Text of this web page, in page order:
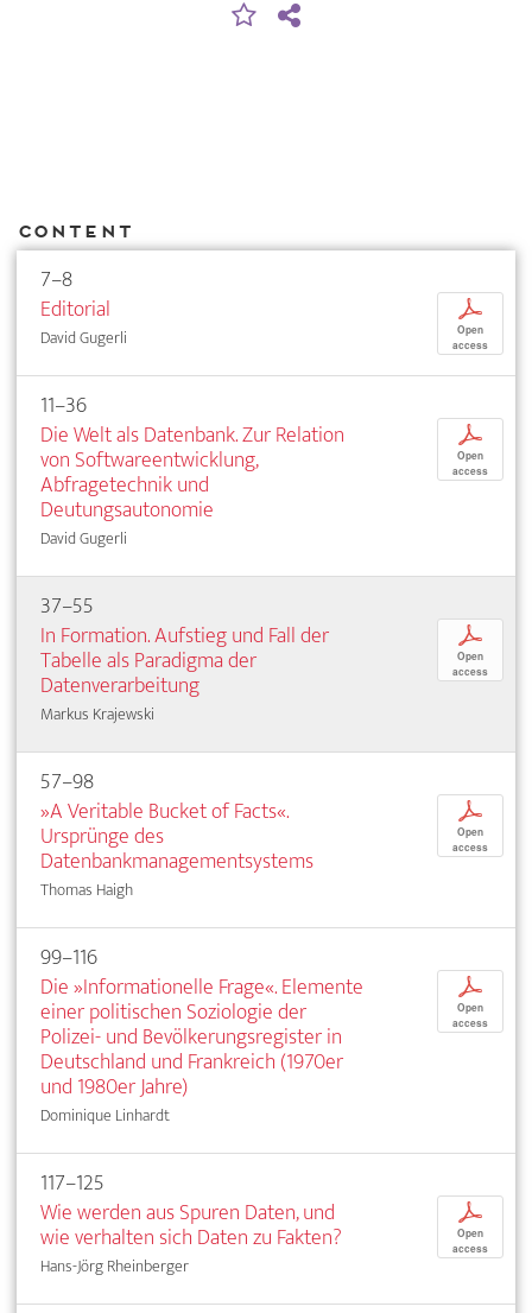
Content
7–8
Editorial
David Gugerli
p
Open
access
11–36
Die Welt als Datenbank. Zur Relation
von Softwareentwicklung,
Abfragetechnik und
Deutungsautonomie
David Gugerli
p
Open
access
37–55
In Formation. Aufstieg und Fall der
Tabelle als Paradigma der
Datenverarbeitung
Markus Krajewski
p
Open
access
57–98
»A Veritable Bucket of Facts«.
Ursprünge des
Datenbankmanagementsystems
Thomas Haigh
p
Open
access
99–116
Die »Informationelle Frage«. Elemente
einer politischen Soziologie der
Polizei- und Bevölkerungsregister in
Deutschland und Frankreich (1970er
und 1980er Jahre)
Dominique Linhardt
p
Open
access
117–125
Wie werden aus Spuren Daten, und
wie verhalten sich Daten zu Fakten?
Hans-Jörg Rheinberger
p
Open
access